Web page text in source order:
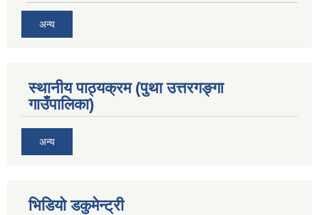
अन्य
स्थानीय पाठ्यक्रम (पुथा उत्तरगङ्गा
गाउँपालिका)
अन्य
भिडियो डकुमेन्ट्री